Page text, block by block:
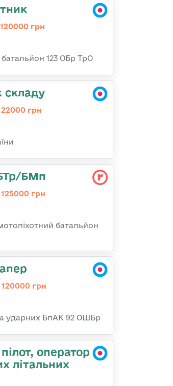
грн
123 ОБр ТрО
складу
грн
БМп
грн
батальйон
грн
ударних БпАК 92 ОШБр
оператор
літальних